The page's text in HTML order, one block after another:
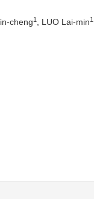
cheng1 , LUO Lai-min1